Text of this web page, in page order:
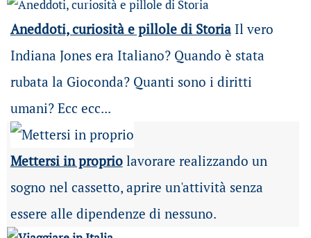
Aneddoti, curiosità e pillole di Storia Il vero
Indiana Jones era Italiano? Quando è stata
rubata la Gioconda? Quanti sono i diritti
umani? Ecc ecc...
Mettersi in propriolavorare realizzando un
sogno nel cassetto, aprire un'attività senza
essere alle dipendenze di nessuno.